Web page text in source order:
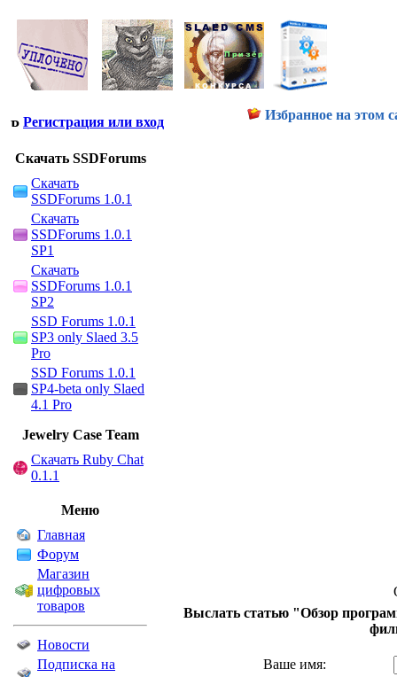
Регистрация или вход Избранное на этом
Скачать SSDForums
Скачать
SSDForums 1.0.1
Скачать
SSDForums 1.0.1
SP1
Скачать
SSDForums 1.0.1
SP2
SSD Forums 1.0.1
SP3 only Slaed 3.5
Pro
SSD Forums 1.0.1
SP4-beta only Slaed
4.1 Pro
Jewelry Сase Team
Скачать Ruby Chat
0.1.1
Меню
Главная
Форум
Магазин
цифровых
товаров
Новости
Подписка на
Выслать статью "Обзор
Ваше имя: